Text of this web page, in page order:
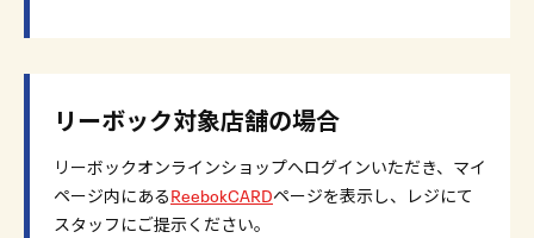
リーボック対象店舗の場合
リーボックオンラインショップへログインいただき、マイ
ページ内にあるReebokCARDページを表示し、レジにて
スタッフにご提示ください。